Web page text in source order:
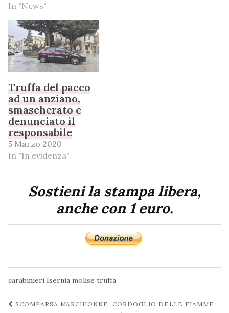
In "News"
Truffa del pacco
ad un anziano,
smascherato e
denunciato il
responsabile
5 Marzo 2020
In "In evidenza"
Sostieni la stampa libera,
anche con 1 euro.
carabinieri Isernia molise truffa
Navigazione
SCOMPARSA MARCHIONNE, CORDOGLIO DELLE FIAMME